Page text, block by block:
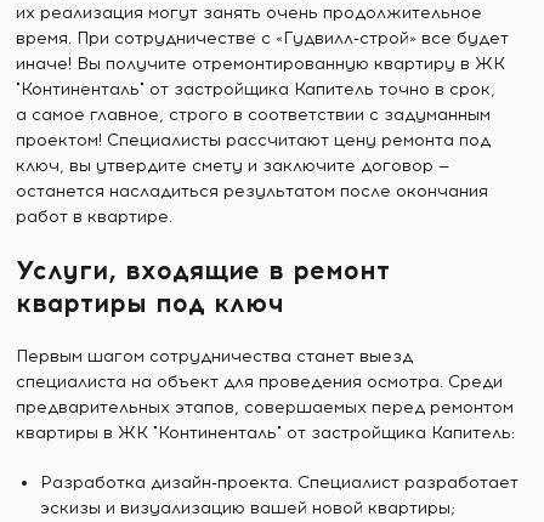
их реализация могут занять очень продолжительное
время. При сотрудничестве с «Гудвилл-строй» все будет
иначе! Вы получите отремонтированную квартиру в ЖК
"Континенталь" от застройщика Капитель точно в срок,
а самое главное, строго в соответствии с задуманным
проектом! Специалисты рассчитают цену ремонта под
ключ, вы утвердите смету и заключите договор —
останется насладиться результатом после окончания
работ в квартире.
Услуги, входящие в ремонт
квартиры под ключ
Первым шагом сотрудничества станет выезд
специалиста на объект для проведения осмотра. Среди
предварительных этапов, совершаемых перед ремонтом
квартиры в ЖК "Континенталь" от застройщика Капитель:
Разработка дизайн-проекта. Специалист разработает
эскизы и визуализацию вашей новой квартиры;